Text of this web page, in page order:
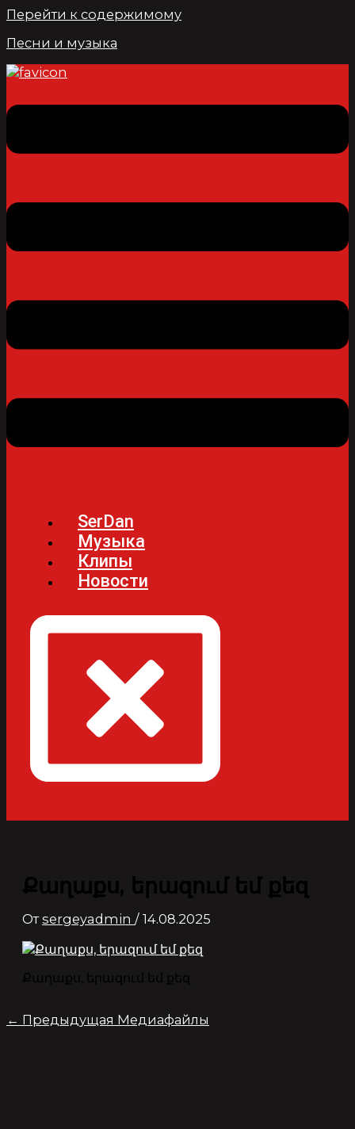
Перейти к содержимому
Песни и музыка
SerDan
Музыка
Клипы
Новости
Քաղաքս, երազում եմ քեզ
Отsergeyadmin / 14.08.2025
Քաղաքս, երազում եմ քեզ
← Предыдущая Медиафайлы